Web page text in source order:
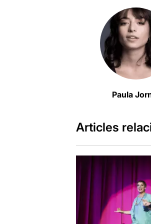
Paula
Articles